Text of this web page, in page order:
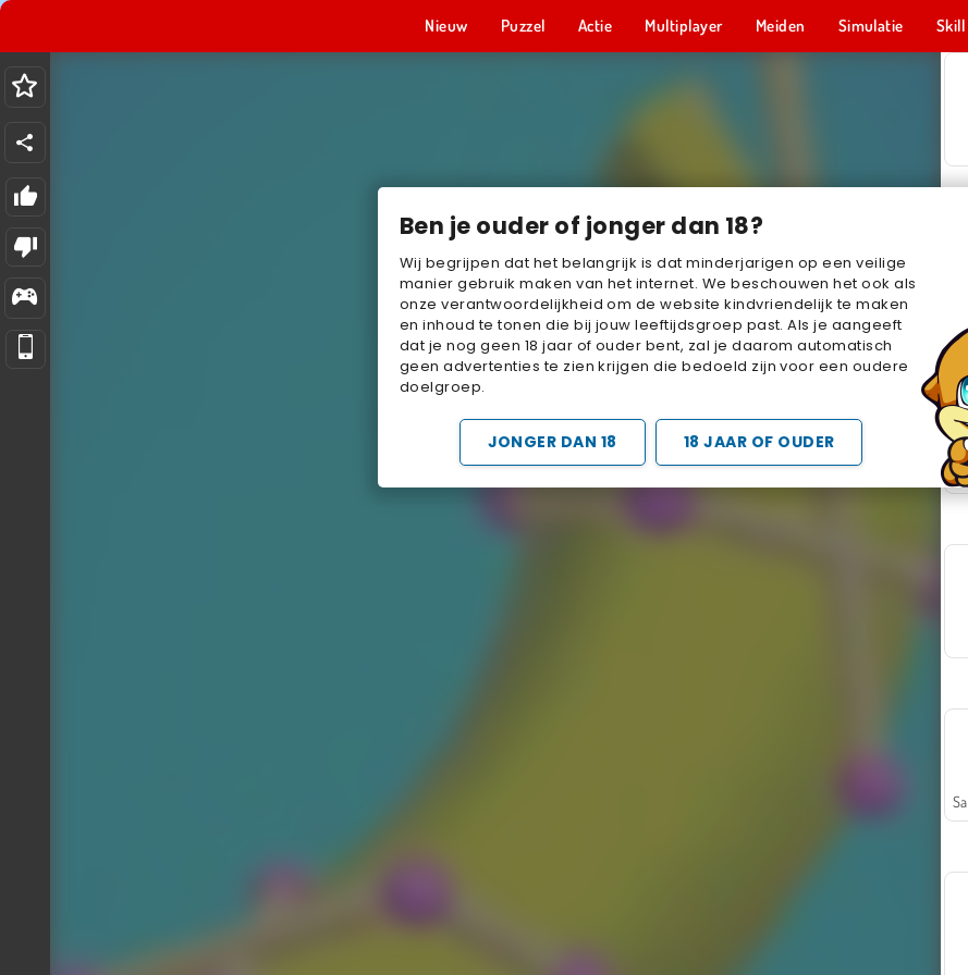
Ben je ouder of jonger dan 18?
Wij begrijpen dat het belangrijk is dat minderjarigen op een veilige
manier gebruik maken van het internet. We beschouwen het ook als
onze verantwoordelijkheid om de website kindvriendelijk te maken
en inhoud te tonen die bij jouw leeftijdsgroep past. Als je aangeeft
dat je nog geen 18 jaar of ouder bent, zal je daarom automatisch
geen advertenties te zien krijgen die bedoeld zijn voor een oudere
doelgroep.
JONGER DAN 18 18 JAAR OF OUDER
Nieuw Puzzel Actie Multiplayer Meiden Simulatie Skill